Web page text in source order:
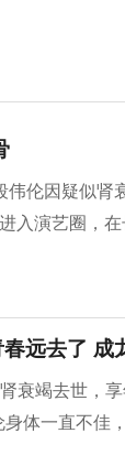
伦因疑似肾
入演艺圈，
远去了 成
衰竭去世，
体一直不